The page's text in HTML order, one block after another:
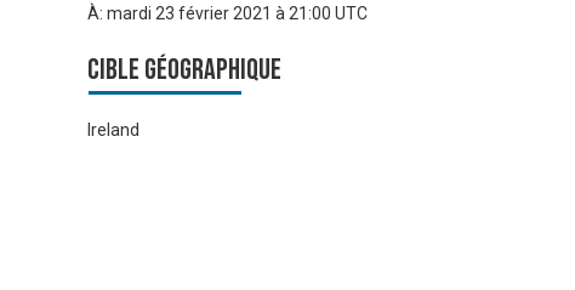
À: mardi 23 février 2021 à 21:00 UTC
Cible géographique
Ireland